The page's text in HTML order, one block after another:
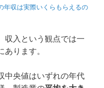
年収は実際いくらもらえるの
収入という観点では一
ります。
中央値はいずれの年代